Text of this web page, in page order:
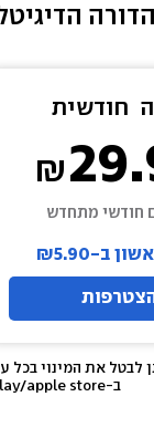
חודשית
חודשי מתחדש
ב-₪5.90
לבטל את המינוי בכל